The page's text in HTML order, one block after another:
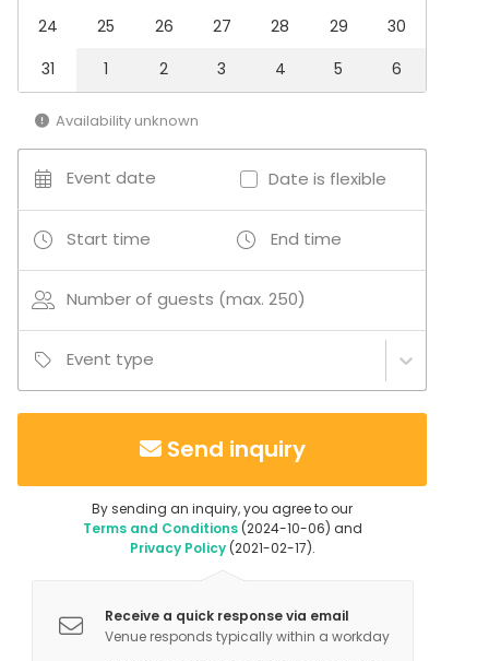
Venue type
Castle / Palace
Gallery / Museum
Beach venue
Garden / Patio
Conference center
24
25 26 27 28 29
30
31
1 2 3 4 5 6
Availability unknown
Event date Date is flexible
Start time End time
Number of guests (max. 250)
Event type
Send inquiry
By sending an inquiry, you agree to our
Terms and Conditions(2024-10-06) and
Privacy Policy(2021-02-17).
Receive a quick response via email
Venue responds typically within a workday